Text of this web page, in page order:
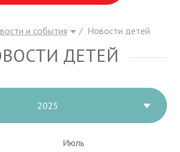
и события Новости детей
ДЕТЕЙ
2025
Июль